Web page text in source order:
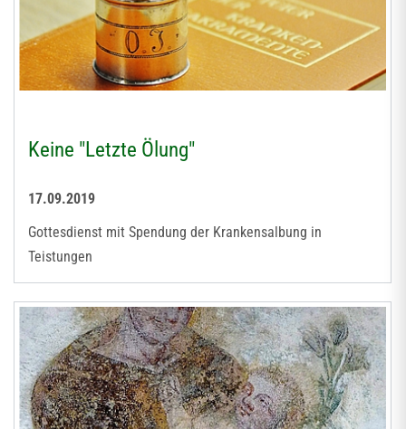
Keine "Letzte Ölung"
17.09.2019
Gottesdienst mit Spendung der Krankensalbung in
Teistungen